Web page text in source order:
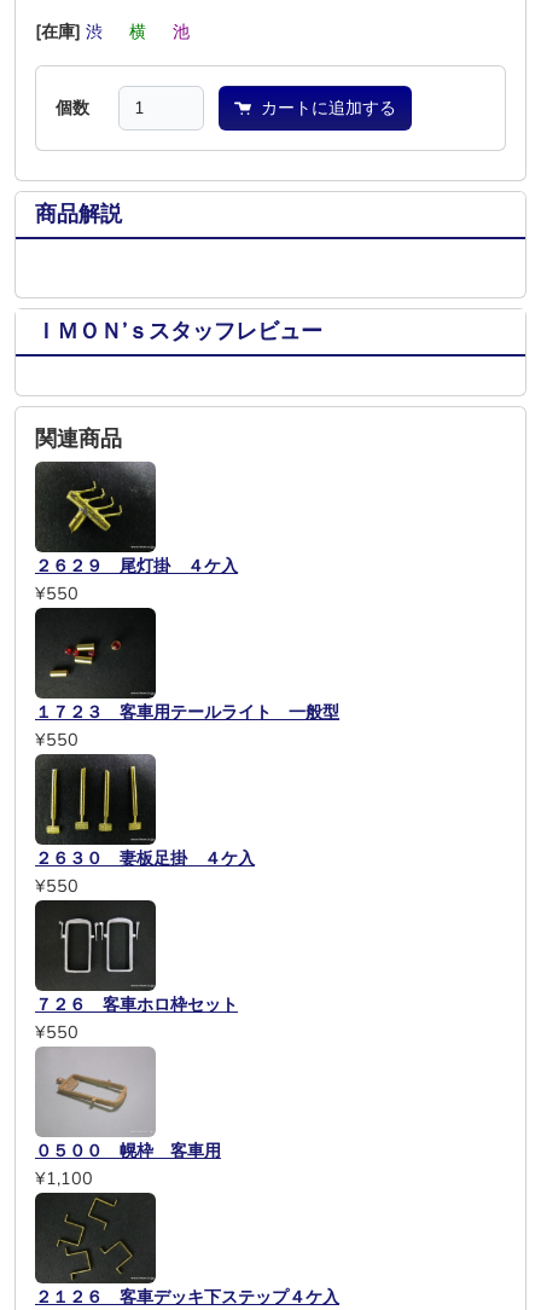
[在庫] 渋 横 池
個数 カートに追加する
商品解説
ＩＭＯＮ’ｓスタッフレビュー
関連商品
２６２９ 尾灯掛 ４ケ入
¥550
１７２３ 客車用テールライト 一般型
¥550
２６３０ 妻板足掛 ４ケ入
¥550
７２６ 客車ホロ枠セット
¥550
０５００ 幌枠 客車用
¥1,100
２１２６ 客車デッキ下ステップ４ケ入